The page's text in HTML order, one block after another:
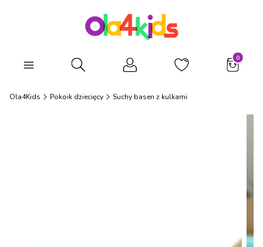
Otwórz wyszukiwarkę
Ola4Kids Pokoik dziecięcy Suchy basen z kulkami